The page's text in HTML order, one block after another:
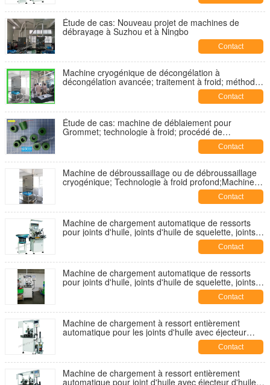
Étude de cas: Nouveau projet de machines de
débrayage à Suzhou et à Ningbo
Contact
Machine cryogénique de décongélation à
décongélation avancée; traitement à froid; méthode
Contact
Étude de cas: machine de déblaiement pour
Grommet; technologie à froid; procédé de
refroidissement; traitement cryogénique; équipement
Contact
Machine de débroussaillage ou de débroussaillage
cryogénique; Technologie à froid profond;Machine
de débroussaillage à l'azote;Machine de Contact
Machine de chargement automatique de ressorts
pour joints d'huile, joints d'huile de squelette, joints
d'huile hydrauliques, pour CFW.LYO.CHR.PHLE.
Contact
Machine de chargement automatique de ressorts
pour joints d'huile, joints d'huile de squelette, joints
d'huile hydrauliques, pour CFW.LYO.CHR.PHLE.
Contact
Machine de chargement à ressort entièrement
automatique pour les joints d'huile avec éjecteur
d'huile, machine d'alimentation à ressort pour les
Contact
Machine de chargement à ressort entièrement
automatique pour joint d'huile avec éjecteur d'huile